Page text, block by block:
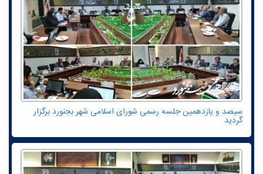
سیصد و یازدهمین جلسه رسمی شورای اسلامی شهر بجنورد برگزار
گردید